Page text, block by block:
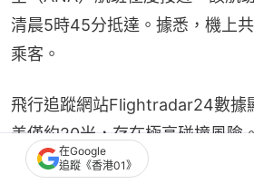
清晨5時45分抵達。據悉，機上
乘客。
飛行追蹤網站Flightradar24數據
差僅約20米，存在極高碰撞風險
到防撞系統（TCAS）告警後立
在Google
追蹤《香港01》